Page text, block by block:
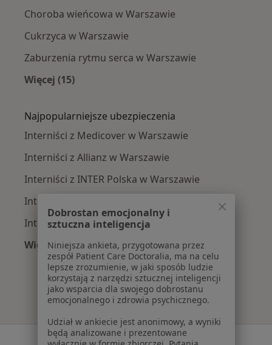
Choroba wieńcowa w Warszawie
Cukrzyca w Warszawie
Zaburzenia rytmu serca w Warszawie
Więcej (15)
Najpopularniejsze ubezpieczenia
Interniści z Medicover w Warszawie
Interniści z Allianz w Warszawie
Interniści z INTER Polska w Warszawie
Interniści z Signal Iduna w Warszawie
Interniści z Compensa w Warszawie
Więcej (15)
Więcej w kategorii: Najpopularniejsze
Serwis
Dobrostan emocjonalny i
sztuczna inteligencja
Niniejsza ankieta, przygotowana przez
zespół Patient Care Doctoralia, ma na celu
lepsze zrozumienie, w jaki sposób ludzie
korzystają z narzędzi sztucznej inteligencji
jako wsparcia dla swojego dobrostanu
emocjonalnego i zdrowia psychicznego.
Udział w ankiecie jest anonimowy, a wyniki
będą analizowane i prezentowane